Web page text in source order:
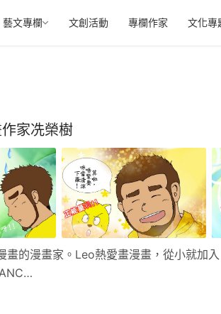
藝文專欄 文創活動 專欄作家 文化專
家冼榮樹
的漫畫家。Leo熱愛畫漫畫，從小就加